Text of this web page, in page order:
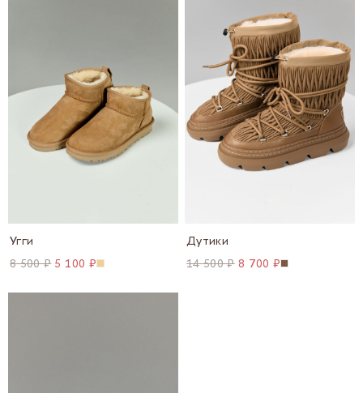
Угги
8 500 ₽ 5 100 ₽
Дутики
14 500 ₽ 8 700 ₽